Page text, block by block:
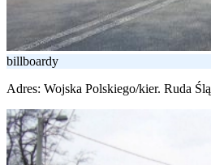
billboardy
Adres: Wojska Polskiego/kier. Ruda